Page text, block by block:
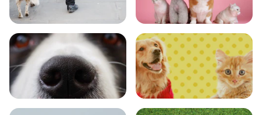
おでかけ 図鑑
エンタメ クイズ